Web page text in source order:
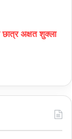
छात्र अक्षत शुक्ला